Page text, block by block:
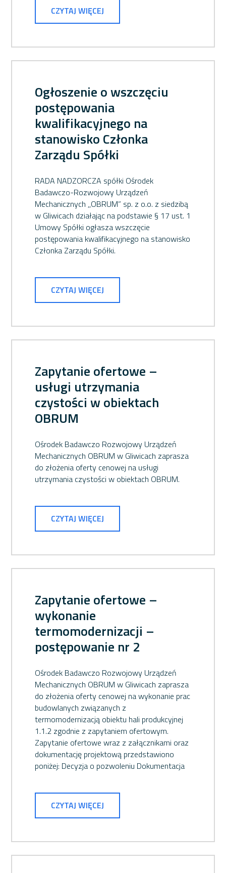
CZYTAJ WIĘCEJ
Ogłoszenie o wszczęciu
postępowania
kwalifikacyjnego na
stanowisko Członka
Zarządu Spółki
RADA NADZORCZA spółki Ośrodek
Badawczo-Rozwojowy Urządzeń
Mechanicznych ,,OBRUM” sp. z o.o. z siedzibą
w Gliwicach działając na podstawie § 17 ust. 1
Umowy Spółki ogłasza wszczęcie
postępowania kwalifikacyjnego na stanowisko
Członka Zarządu Spółki.
CZYTAJ WIĘCEJ
Zapytanie ofertowe –
usługi utrzymania
czystości w obiektach
OBRUM
Ośrodek Badawczo Rozwojowy Urządzeń
Mechanicznych OBRUM w Gliwicach zaprasza
do złożenia oferty cenowej na usługi
utrzymania czystości w obiektach OBRUM.
CZYTAJ WIĘCEJ
Zapytanie ofertowe –
wykonanie
termomodernizacji –
postępowanie nr 2
Ośrodek Badawczo Rozwojowy Urządzeń
Mechanicznych OBRUM w Gliwicach zaprasza
do złożenia oferty cenowej na wykonanie prac
budowlanych związanych z
termomodernizacją obiektu hali produkcyjnej
1.1.2 zgodnie z zapytaniem ofertowym.
Zapytanie ofertowe wraz z załącznikami oraz
dokumentację projektową przedstawiono
poniżej: Decyzja o pozwoleniu Dokumentacja
CZYTAJ WIĘCEJ